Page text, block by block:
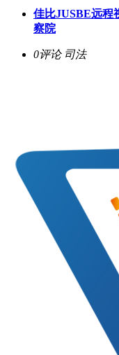
佳比JUSBE远程
察院
0评论司法